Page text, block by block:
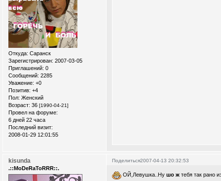
Откуда: Саранск
Зарегистрирован: 2007-03-05
Приглашений: 0
Сообщений: 2285
Уважение: +0
Позитив: +4
Пол: Женский
Возраст: 36 [1990-04-21]
Провел на форуме:
6 дней 22 часа
Последний визит:
2008-01-29 12:01:55
Поделиться2007-04-13 20:32:53
kisunda
.::MoDeRaToRRR::.
ОЙ,Левушка..Нушо ж тебя так рано